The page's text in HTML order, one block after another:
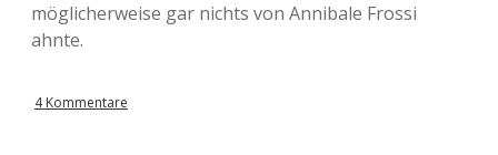
möglicherweise gar nichts von Annibale Frossi
ahnte.
4 Kommentare